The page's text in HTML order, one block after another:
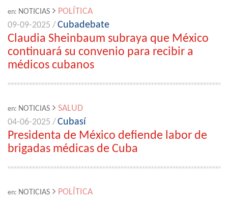
en: NOTICIAS
POLÍTICA
09-09-2025 /Cubadebate
Claudia Sheinbaum subraya que México
continuará su convenio para recibir a
médicos cubanos
en: NOTICIAS
SALUD
04-06-2025 /Cubasí
Presidenta de México defiende labor de
brigadas médicas de Cuba
en: NOTICIAS
POLÍTICA